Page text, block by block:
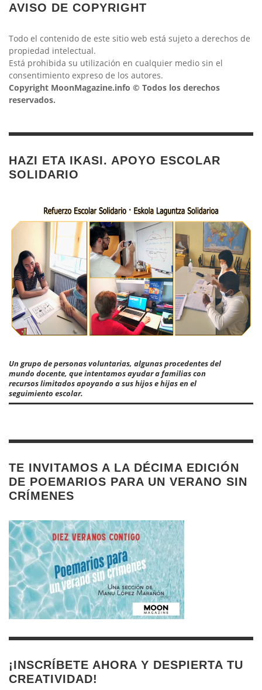
AVISO DE COPYRIGHT
Todo el contenido de este sitio web está sujeto a derechos de
propiedad intelectual.
Está prohibida su utilización en cualquier medio sin el
consentimiento expreso de los autores.
Copyright MoonMagazine.info © Todos los derechos
reservados.
HAZI ETA IKASI. APOYO ESCOLAR
SOLIDARIO
Un grupo de personas voluntarias, algunas procedentes del
mundo docente, que intentamos ayudar a familias con
recursos limitados apoyando a sus hijos e hijas en el
seguimiento escolar.
TE INVITAMOS A LA DÉCIMA EDICIÓN
DE POEMARIOS PARA UN VERANO SIN
CRÍMENES
¡INSCRÍBETE AHORA Y DESPIERTA TU
CREATIVIDAD!